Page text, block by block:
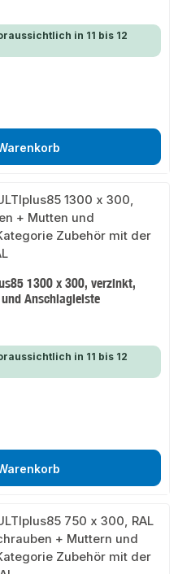
in 11 bis 12
1300 x 300, verzinkt,
Anschlagleiste
in 11 bis 12